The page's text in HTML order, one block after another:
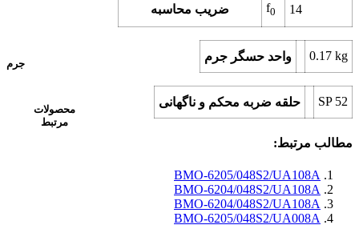
ضریب محاسبه f0 14
جرم
واحد حسگر جرم 0.17 kg
محصولات
مرتبط
حلقه ضربه محکم و ناگهانی SP 52
مطالب مرتبط:
BMO-6205/048S2/UA108A
BMO-6204/048S2/UA108A
BMO-6204/048S2/UA108A
BMO-6205/048S2/UA008A